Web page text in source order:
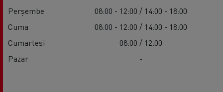
Perşembe
08:00 - 12:00 / 14:00 - 18:00
Cuma
08:00 - 12:00 / 14:00 - 18:00
Cumartesi
08:00 / 12:00
Pazar
-